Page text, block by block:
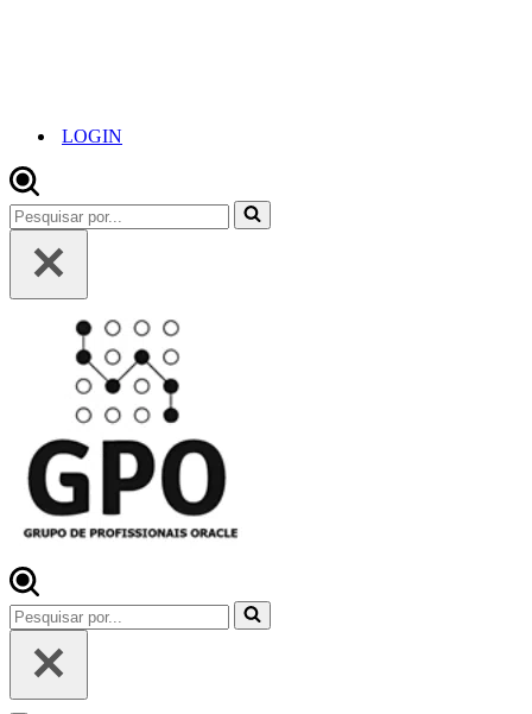
LOGIN
Pesquisar
por...
Pesquisar
por...